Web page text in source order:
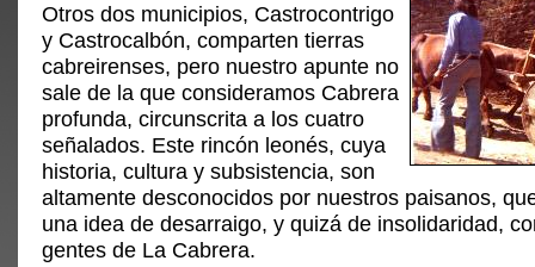
Otros dos municipios, Castrocontrigo
y Castrocalbón, comparten tierras
cabreirenses, pero nuestro apunte no
sale de la que consideramos Cabrera
profunda, circunscrita a los cuatro
señalados. Este rincón leonés, cuya
historia, cultura y subsistencia, son
altamente desconocidos por nuestros paisanos,
una idea de desarraigo, y quizá de insolidaridad,
gentes de La Cabrera.